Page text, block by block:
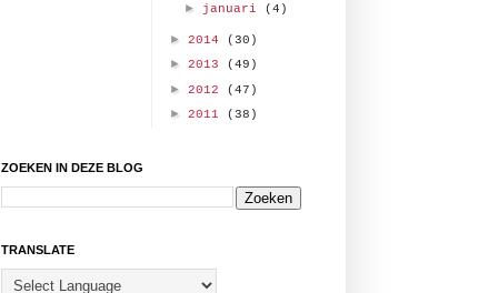
► januari (4)
► 2014 (30)
► 2013 (49)
► 2012 (47)
► 2011 (38)
ZOEKEN IN DEZE BLOG
TRANSLATE